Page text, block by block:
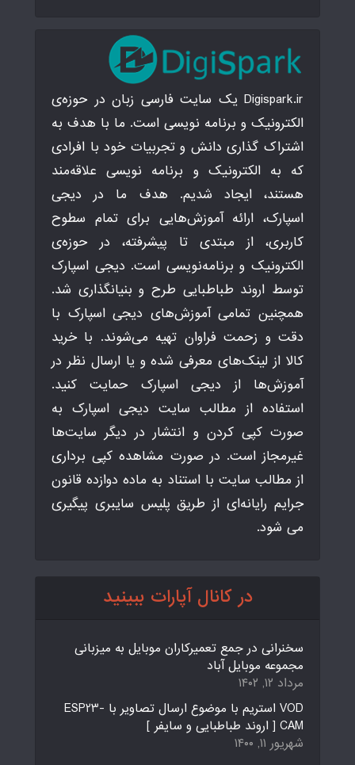
Digispark.ir یک سایت فارسی زبان در حوزه‌ی
الکترونیک و برنامه نویسی است. ما با هدف به
اشتراک گذاری دانش و تجربیات خود با افرادی
که به الکترونیک و برنامه نویسی علاقه‌مند
هستند، ایجاد شدیم. هدف ما در دیجی
اسپارک، ارائه آموزش‌هایی برای تمام سطوح
کاربری، از مبتدی تا پیشرفته، در حوزه‌ی
الکترونیک و برنامه‌نویسی است. دیجی اسپارک
توسط اروند طباطبایی طرح و بنیانگذاری شد.
همچنین تمامی آموزش‌های دیجی اسپارک با
دقت و زحمت فراوان تهیه می‌شوند. با خرید
کالا از لینک‌های معرفی شده و یا ارسال نظر در
آموزش‌ها از دیجی اسپارک حمایت کنید.
استفاده از مطالب سایت دیجی اسپارک به
صورت کپی کردن و انتشار در دیگر سایت‌ها
غیرمجاز است. در صورت مشاهده کپی برداری
از مطالب سایت با استناد به ماده دوازده قانون
جرایم رایانه‌ای از طریق پلیس سایبری پیگیری
می شود.
در کانال آپارات ببینید
سخنرانی در جمع تعمیرکاران موبایل به میزبانی
مجموعه موبایل آباد
مرداد ۱۲, ۱۴۰۲
VOD استریم با موضوع ارسال تصاویر با ESP23-
CAM [ اروند طباطبایی و سایفر ]
شهریور ۱۱, ۱۴۰۰